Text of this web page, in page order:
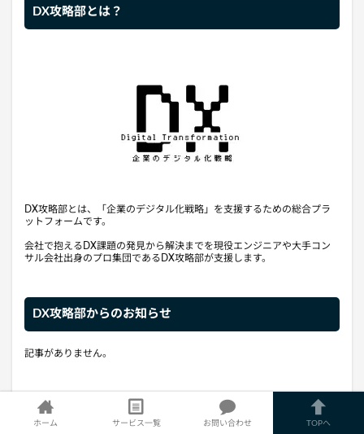
DX攻略部とは？
DX攻略部とは、「企業のデジタル化戦略」を支援するための総合プラ
ットフォームです。
会社で抱えるDX課題の発見から解決までを現役エンジニアや大手コン
サル会社出身のプロ集団であるDX攻略部が支援します。
DX攻略部からのお知らせ
記事がありません。
タグから記事を探す
ホーム サービス一覧 お問い合わせ TOPへ